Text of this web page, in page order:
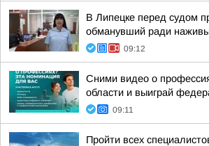
В Липецке перед судом
обманувший ради
09:12
Сними видео о
области и выиграй
09:11
Пройти всех